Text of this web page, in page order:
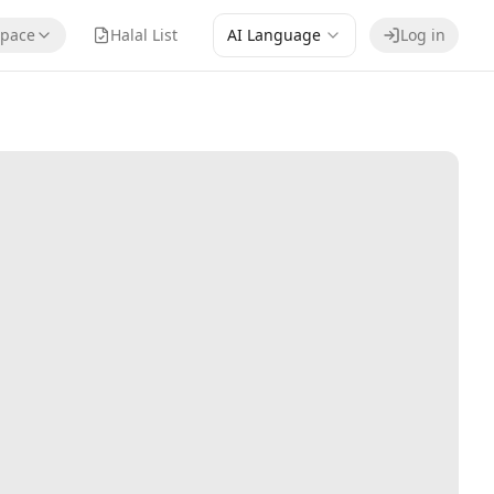
Halal List AI Language Log in